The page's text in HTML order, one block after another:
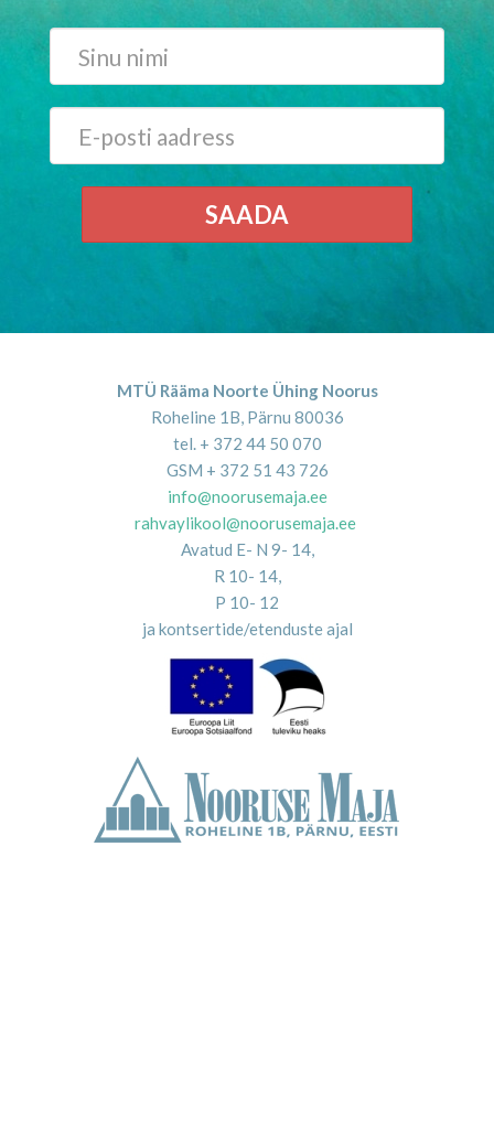
SAADA
MTÜ Rääma Noorte Ühing Noorus
Roheline 1B, Pärnu 80036
tel. + 372 44 50 070
GSM + 372 51 43 726
info@noorusemaja.ee
rahvaylikool@noorusemaja.ee
Avatud E- N 9- 14,
R 10- 14,
P 10- 12
ja kontsertide/etenduste ajal